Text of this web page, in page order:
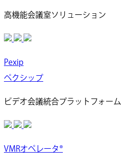
高機能会議室ソリューション
Pexip
ペクシップ
ビデオ会議統合プラットフォーム
VMRオペレータ®